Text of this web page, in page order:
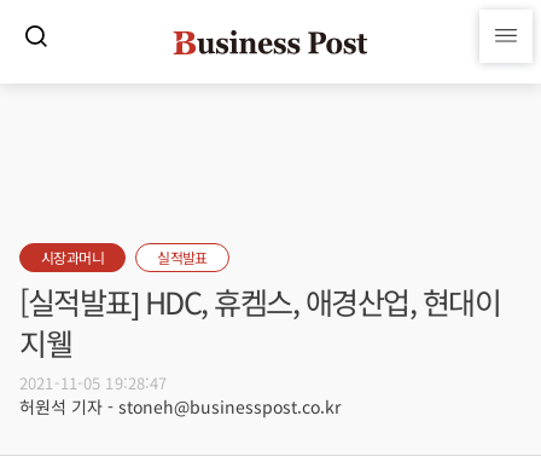
시장과머니 실적발표
[실적발표] HDC, 휴켐스, 애경산업, 현대이
지웰
2021-11-05 19:28:47
허원석 기자 - stoneh@businesspost.co.kr